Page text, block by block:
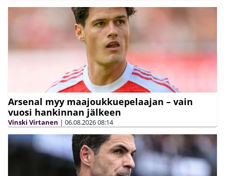
Arsenal myy maajoukkuepelaajan – vain
vuosi hankinnan jälkeen
Vinski Virtanen | 06.08.202608:14